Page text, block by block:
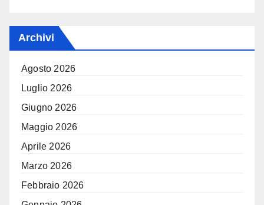
Archivi
Agosto 2026
Luglio 2026
Giugno 2026
Maggio 2026
Aprile 2026
Marzo 2026
Febbraio 2026